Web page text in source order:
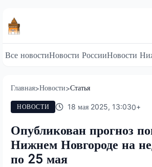
Все новостиНовости РоссииНовости
Главная>Новости>Статья
НОВОСТИ 18 мая 2025, 13:030+
Опубликован прогноз
Нижнем Новгороде на
по 25 мая